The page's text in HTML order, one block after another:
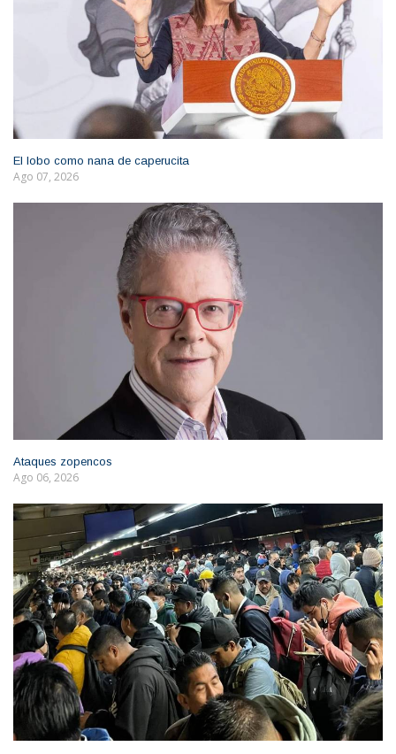
El lobo como nana de caperucita
Ago 07, 2026
Ataques zopencos
Ago 06, 2026